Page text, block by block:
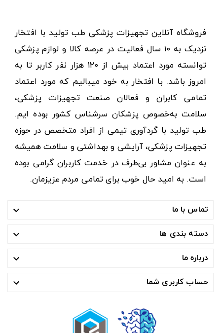
فروشگاه آنلاین تجهیزات پزشکی طب تولید با افتخار
نزدیک به ۱۰ سال فعالیت در عرصه کالا و لوازم پزشکی
توانسته مورد اعتماد بیش از ۱۲۰ هزار نفر کاربر تا به
امروز باشد. با افتخار به خود میبالیم که مورد اعتماد
تمامی کابران و فعالان صنعت تجهیزات پزشکی،
سلامت به‌خصوص پزشکان سرشناس کشور بوده ایم.
طب تولید با گردآوری تیمی از افراد متخصص در حوزه
تجهیزات پزشکی، آرایشی و بهداشتی و سلامت همیشه
به عنوان مشاور بی‌طرف در خدمت کاربران گرامی بوده
است. به امید حال خوب برای تمامی مردم عزیزمان.
تماس با ما 
دسته بندی ها 
درباره ما 
حساب کاربری شما 